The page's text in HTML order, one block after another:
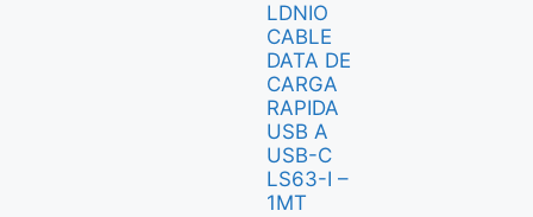
LDNIO
CABLE
DATA DE
CARGA
RAPIDA
USB A
USB-C
LS63-I –
1MT